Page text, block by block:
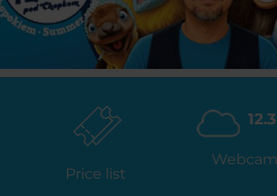
Price list
12.3
Webcam